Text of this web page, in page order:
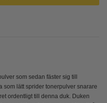
som sedan fäster sig till
som lätt sprider tonerpulver snarare
ordentligt till denna duk. Duken